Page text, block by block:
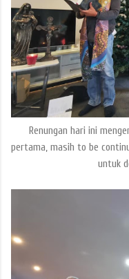
Renungan hari ini
pertama, masih to be
untuk